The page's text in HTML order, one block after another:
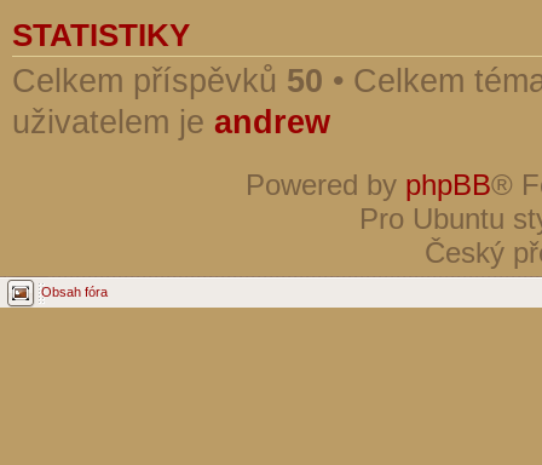
STATISTIKY
Celkem příspěvků 50 • Celkem
uživatelem je andrew
Powered by phpBB®
Pro Ubuntu
Český
Obsah fóra